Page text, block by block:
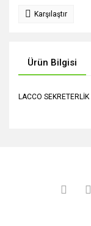
Karşılaştır
Ürün Bilgisi
LACCO
kullanarak
Görüş ve
Ürün